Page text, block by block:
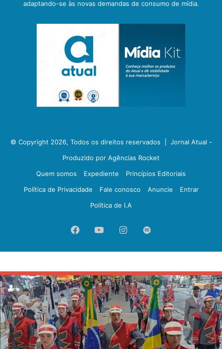
adaptando-se às novas demandas de consumo de mídia.
© Copyright 2026, Todos os direitos reservados | Jornal Atual -
Produzido por Agências Rocket
Quem somos
Expediente
Princípios Editoriais
Política de Privacidade
Fale conosco Anuncie
Entrar
Política de I.A
FacebookYouTubeInstagram
Spotify